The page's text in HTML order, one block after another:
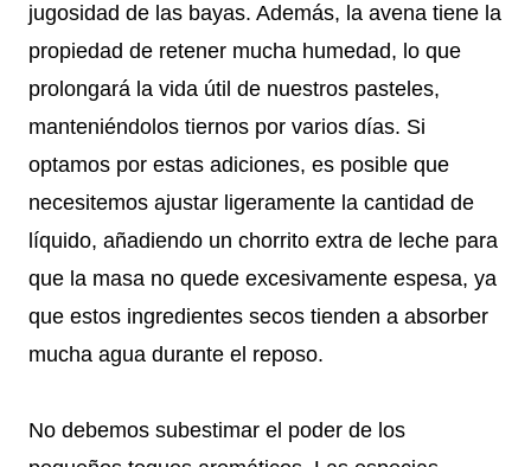
jugosidad de las bayas. Además, la avena tiene la
propiedad de retener mucha humedad, lo que
prolongará la vida útil de nuestros pasteles,
manteniéndolos tiernos por varios días. Si
optamos por estas adiciones, es posible que
necesitemos ajustar ligeramente la cantidad de
líquido, añadiendo un chorrito extra de leche para
que la masa no quede excesivamente espesa, ya
que estos ingredientes secos tienden a absorber
mucha agua durante el reposo.
No debemos subestimar el poder de los